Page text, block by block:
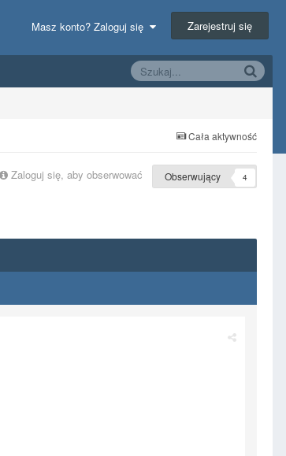
Masz konto? Zaloguj się Zarejestruj się
Cała aktywność
Zaloguj się, aby obserwować Obserwujący 4